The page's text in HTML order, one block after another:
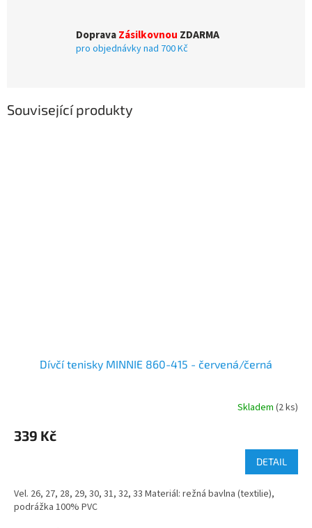
DopravaZásilkovnou ZDARMA
pro objednávky nad 700 Kč
Související produkty
Dívčí tenisky MINNIE 860-415 - červená/černá
Skladem (2 ks)
339 Kč
DETAIL
Vel. 26, 27, 28, 29, 30, 31, 32, 33 Materiál: režná bavlna (textilie),
podrážka 100% PVC